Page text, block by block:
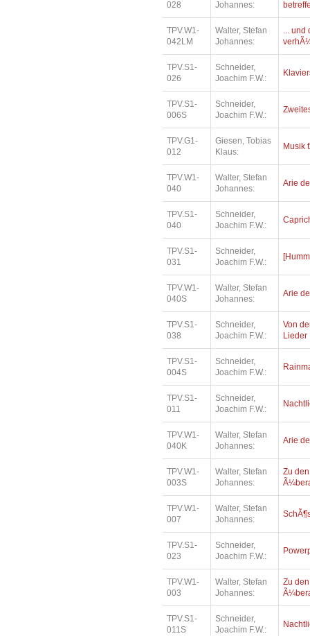
028
Johannes:
TPV.W1-
042LM
Walter, Stefan
Johannes:
... und
TPV.S1-
026
Schneider,
Joachim F.W.:
TPV.S1-
006S
Schneider,
Joachim F.W.:
TPV.G1-
012
Giesen, Tobias
Klaus:
Musik
TPV.W1-
040
Walter, Stefan
Johannes:
Arie
TPV.S1-
040
Schneider,
Joachim F.W.:
TPV.S1-
031
Schneider,
Joachim F.W.:
TPV.W1-
040S
Walter, Stefan
Johannes:
Arie
TPV.S1-
038
Schneider,
Joachim F.W.:
Von
Lieder
TPV.S1-
004S
Schneider,
Joachim F.W.:
TPV.S1-
011
Schneider,
Joachim F.W.:
TPV.W1-
040K
Walter, Stefan
Johannes:
Arie
TPV.W1-
003S
Walter, Stefan
Johannes:
Zu
TPV.W1-
007
Walter, Stefan
Johannes:
TPV.S1-
023
Schneider,
Joachim F.W.:
TPV.W1-
003
Walter, Stefan
Johannes:
Zu
TPV.S1-
011S
Schneider,
Joachim F.W.: